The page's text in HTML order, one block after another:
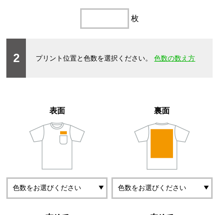
枚
2 プリント位置と色数を選択ください。色数の数え方
表面 裏面